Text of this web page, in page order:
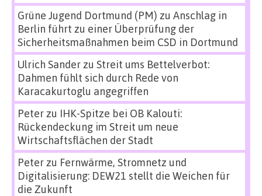
Grüne Jugend Dortmund (PM) zu Anschlag in
Berlin führt zu einer Überprüfung der
Sicherheitsmaßnahmen beim CSD in Dortmund
Ulrich Sanderzu Streit ums Bettelverbot:
Dahmen fühlt sich durch Rede von
Karacakurtoglu angegriffen
Peterzu IHK-Spitze bei OB Kalouti:
Rückendeckung im Streit um neue
Wirtschaftsflächen der Stadt
Peterzu Fernwärme, Stromnetz und
Digitalisierung: DEW21 stellt die Weichen für
die Zukunft